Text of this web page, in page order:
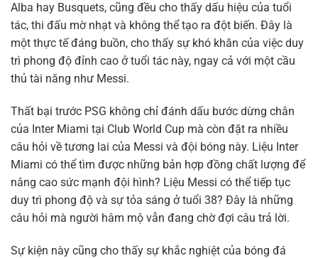
Alba hay Busquets, cũng đều cho thấy dấu hiệu của tuổi
tác, thi đấu mờ nhạt và không thể tạo ra đột biến. Đây là
một thực tế đáng buồn, cho thấy sự khó khăn của việc duy
trì phong độ đỉnh cao ở tuổi tác này, ngay cả với một cầu
thủ tài năng như Messi.
Thất bại trước PSG không chỉ đánh dấu bước dừng chân
của Inter Miami tại Club World Cup mà còn đặt ra nhiều
câu hỏi về tương lai của Messi và đội bóng này. Liệu Inter
Miami có thể tìm được những bản hợp đồng chất lượng để
nâng cao sức mạnh đội hình? Liệu Messi có thể tiếp tục
duy trì phong độ và sự tỏa sáng ở tuổi 38? Đây là những
câu hỏi mà người hâm mộ vẫn đang chờ đợi câu trả lời.
Sự kiện này cũng cho thấy sự khắc nghiệt của bóng đá